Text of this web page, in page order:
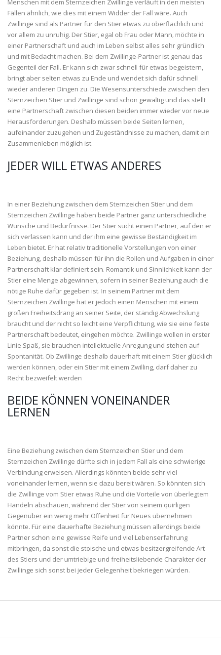
Menschen mit dem Sternzeichen Zwillinge verläuft in den meisten
Fällen ähnlich, wie dies mit einem Widder der Fall wäre. Auch
Zwillinge sind als Partner für den Stier etwas zu oberflächlich und
vor allem zu unruhig. Der Stier, egal ob Frau oder Mann, möchte in
einer Partnerschaft und auch im Leben selbst alles sehr gründlich
und mit Bedacht machen. Bei dem Zwillinge-Partner ist genau das
Gegenteil der Fall. Er kann sich zwar schnell für etwas begeistern,
bringt aber selten etwas zu Ende und wendet sich dafür schnell
wieder anderen Dingen zu. Die Wesensunterschiede zwischen den
Sternzeichen Stier und Zwillinge sind schon gewaltig und das stellt
eine Partnerschaft zwischen diesen beiden immer wieder vor neue
Herausforderungen. Deshalb müssen beide Seiten lernen,
aufeinander zuzugehen und Zugeständnisse zu machen, damit ein
Zusammenleben möglich ist.
JEDER WILL ETWAS ANDERES
In einer Beziehung zwischen dem Sternzeichen Stier und dem
Sternzeichen Zwillinge haben beide Partner ganz unterschiedliche
Wünsche und Bedürfnisse. Der Stier sucht einen Partner, auf den er
sich verlassen kann und der ihm eine gewisse Beständigkeit im
Leben bietet. Er hat relativ traditionelle Vorstellungen von einer
Beziehung, deshalb müssen für ihn die Rollen und Aufgaben in einer
Partnerschaft klar definiert sein. Romantik und Sinnlichkeit kann der
Stier eine Menge abgewinnen, sofern in seiner Beziehung auch die
nötige Ruhe dafür gegeben ist. In seinem Partner mit dem
Sternzeichen Zwillinge hat er jedoch einen Menschen mit einem
großen Freiheitsdrang an seiner Seite, der ständig Abwechslung
braucht und der nicht so leicht eine Verpflichtung, wie sie eine feste
Partnerschaft bedeutet, eingehen möchte. Zwillinge wollen in erster
Linie Spaß, sie brauchen intellektuelle Anregung und stehen auf
Spontanität. Ob Zwillinge deshalb dauerhaft mit einem Stier glücklich
werden können, oder ein Stier mit einem Zwilling, darf daher zu
Recht bezweifelt werden
BEIDE KÖNNEN VONEINANDER
LERNEN
Eine Beziehung zwischen dem Sternzeichen Stier und dem
Sternzeichen Zwillinge dürfte sich in jedem Fall als eine schwierige
Verbindung erweisen. Allerdings könnten beide sehr viel
voneinander lernen, wenn sie dazu bereit wären. So könnten sich
die Zwillinge vom Stier etwas Ruhe und die Vorteile von überlegtem
Handeln abschauen, während der Stier von seinem quirligen
Gegenüber ein wenig mehr Offenheit für Neues übernehmen
könnte. Für eine dauerhafte Beziehung müssen allerdings beide
Partner schon eine gewisse Reife und viel Lebenserfahrung
mitbringen, da sonst die stoische und etwas besitzergreifende Art
des Stiers und der umtriebige und freiheitsliebende Charakter der
Zwillinge sich sonst bei jeder Gelegenheit bekriegen würden.